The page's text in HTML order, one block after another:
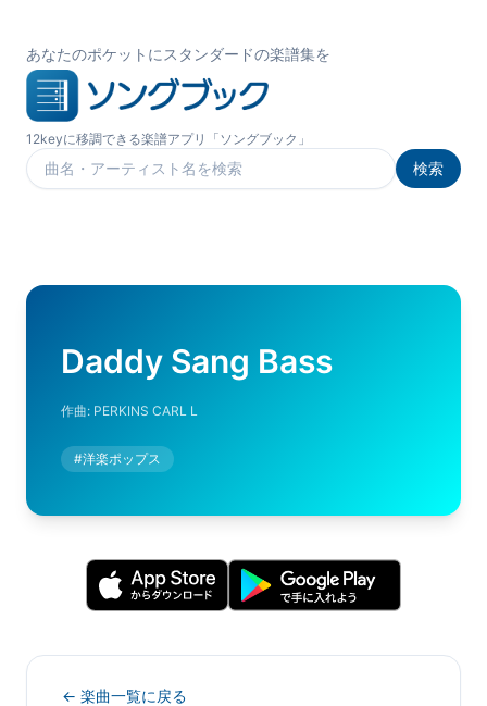
あなたのポケットにスタンダードの楽譜集を
12keyに移調できる楽譜アプリ「ソングブック」
楽曲を検索
検索
Daddy Sang Bass
作曲: PERKINS CARL L
#洋楽ポップス
← 楽曲一覧に戻る